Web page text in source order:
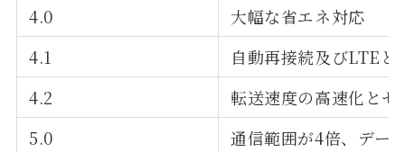
4.0
大幅な省エネ対応
4.1
自動再接続及びLTE
4.2
転送速度の高速化と
5.0
通信範囲が4倍、デー